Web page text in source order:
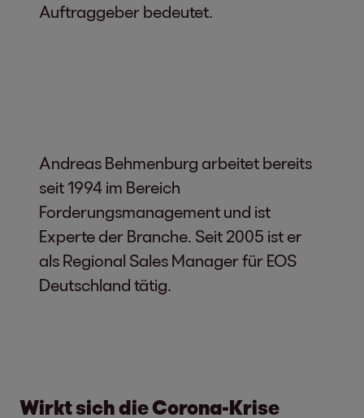
Auftraggeber bedeutet.
Andreas Behmenburg arbeitet bereits
seit 1994 im Bereich
Forderungsmanagement und ist
Experte der Branche. Seit 2005 ist er
als Regional Sales Manager für EOS
Deutschland tätig.
Wirkt sich die Corona-Krise